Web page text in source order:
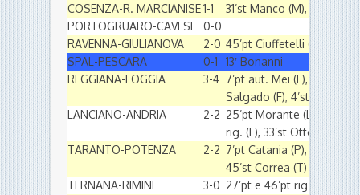
COSENZA-R. MARCIANISE1-1
31’st Manco (M), 49’st
PORTOGRUARO-CAVESE 0-0
RAVENNA-GIULIANOVA
2-0 45’pt Ciuffetelli (R), 33’st
SPAL-PESCARA
0-1
13′ Bonanni
REGGIANA-FOGGIA
3-4 7’pt aut. Mei (F), 37’pt
Salgado (F), 4’st Alessi
LANCIANO-ANDRIA
2-2 25’pt Morante (L), 49’pt
rig. (L), 33’st Ottobre (A)
TARANTO-POTENZA
2-2 7’pt Catania (P), 34’st
45’st Correa (T)
TERNANA-RIMINI
3-0 27’pt e 46’pt rig. Tozzi